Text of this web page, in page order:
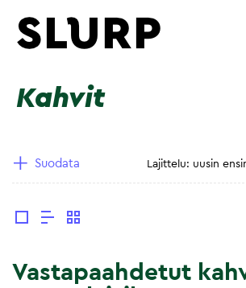
Kahvit
Suodata
Vastapaahdetut